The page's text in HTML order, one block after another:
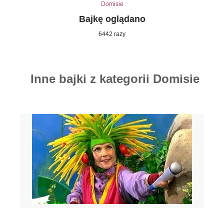
Domisie
Bajkę oglądano
6442 razy
Inne bajki z kategorii Domisie